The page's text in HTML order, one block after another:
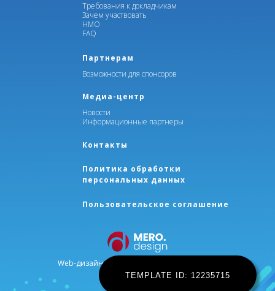
Требования к докладчикам
Зачем участвовать
НМО
FAQ
Партнерам
Возможности для спонсоров
Медиа-центр
Новости
Информационные партнеры
Контакты
Пользовательское соглашение
Политика обработки
персональных данных
Web-дизайн, разработка сайта
TEMPLATE ID: 12235715